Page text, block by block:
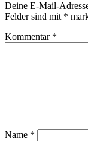
Deine E-Mail-
Felder sind mit *
Kommentar *
Name *